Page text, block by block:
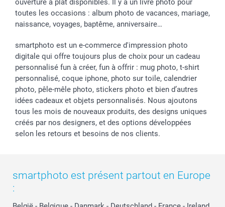
ouverture à plat disponibles. Il y a un livre photo pour
toutes les occasions : album photo de vacances, mariage,
naissance, voyages, baptême, anniversaire…
smartphoto est un e-commerce d'impression photo
digitale qui offre toujours plus de choix pour un cadeau
personnalisé fun à créer, fun à offrir : mug photo, t-shirt
personnalisé, coque iphone, photo sur toile, calendrier
photo, pêle-mêle photo, stickers photo et bien d’autres
idées cadeaux et objets personnalisés. Nous ajoutons
tous les mois de nouveaux produits, des designs uniques
créés par nos designers, et des options développées
selon les retours et besoins de nos clients.
smartphoto est présent partout en Europe
: